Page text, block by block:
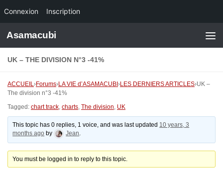
Connexion Inscription
Skip to content
Asamacubi
UK – THE DIVISION N°3 -41%
ACCUEIL›Forums›LA VIE d’ASAMACUBI ›LES DERNIERS ARTICLES›UK –
The division n°3 -41%
Tagged: chart track, charts, The division, UK
This topic has 0 replies, 1 voice, and was last updated 10 years, 3
months ago by Jean.
You must be logged in to reply to this topic.